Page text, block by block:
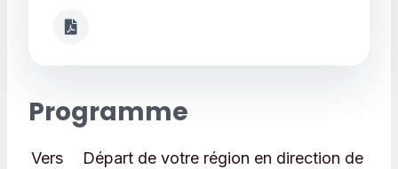
Programme
Vers
Départ de votre région en direction de